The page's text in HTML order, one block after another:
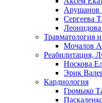
Арушанов
Сергеева
Травматология
Мочалов
Реабилитация,
Носкова
Эрик
Кардиология
Громыко